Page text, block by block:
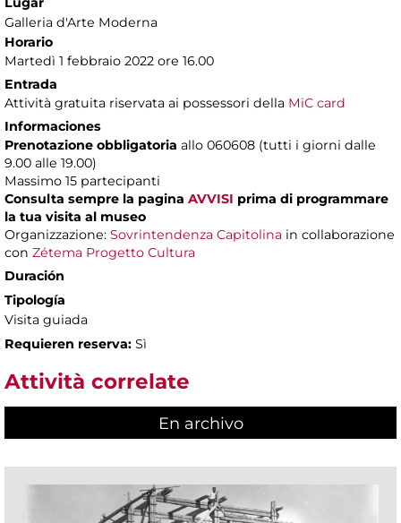
Galleria d'Arte Moderna
Horario
Martedì 1 febbraio 2022 ore 16.00
Entrada
Attività gratuita riservata ai possessori della MiC card
Informaciones
Prenotazione obbligatoria allo 060608 (tutti i giorni dalle
9.00 alle 19.00)
Massimo 15 partecipanti
Consulta sempre la pagina AVVISI prima di programmare
la tua visita al museo
Organizzazione: Sovrintendenza Capitolina in collaborazione
con Zétema Progetto Cultura
Duración
Tipología
Visita guiada
Requieren reserva: Sì
Attività correlate
En archivo